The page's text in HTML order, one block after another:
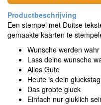
Een stempel met Duitse
gemaakte kaarten te
Wunsche werden wahr
Lass deine wunsche
Alles Gute
Heute is dein gluckstag
Das grobte gluck
Einfach nur gluklich